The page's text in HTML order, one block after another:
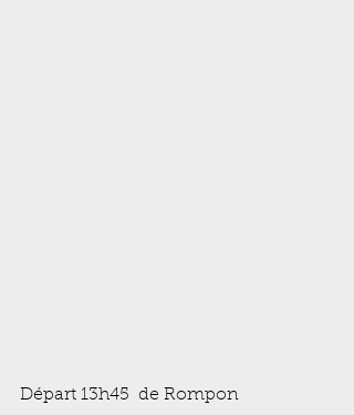
Départ 13h45  de Rompon